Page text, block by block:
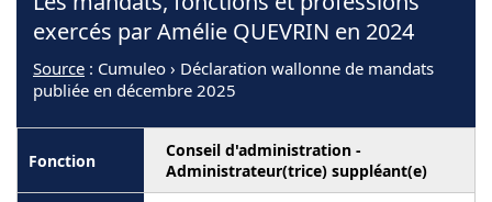
exercés par Amélie QUEVRIN en 2024
Source : Cumuleo › Déclaration wallonne de mandats
publiée en décembre 2025
Conseil d'administration -
Administrateur(trice) suppléant(e)